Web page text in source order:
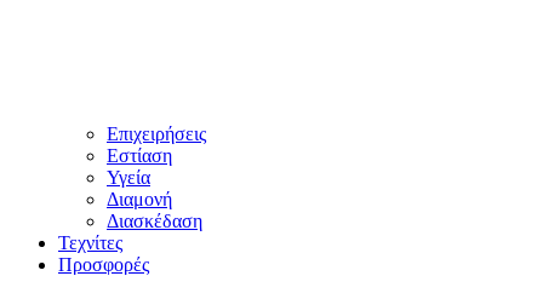
Επιχειρήσεις
Εστίαση
Υγεία
Διαμονή
Διασκέδαση
Τεχνίτες
Προσφορές